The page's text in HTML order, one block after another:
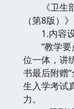
《卫生部
（第8版）
1.内容设
“教学要
位一体，讲
书最后附赠
生入学考试
力。